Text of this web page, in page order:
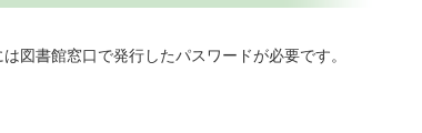
図書館窓口で発行したパスワードが必要です。